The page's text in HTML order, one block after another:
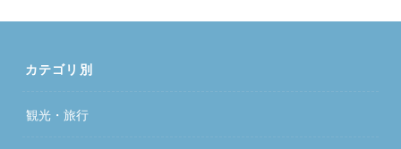
カテゴリ別
観光・旅行